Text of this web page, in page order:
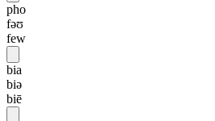
pho
fəʊ
few
bia
biə
biē